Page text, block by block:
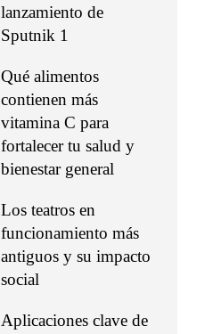
lanzamiento de
Sputnik 1
Qué alimentos
contienen más
vitamina C para
fortalecer tu salud y
bienestar general
Los teatros en
funcionamiento más
antiguos y su impacto
social
Aplicaciones clave de